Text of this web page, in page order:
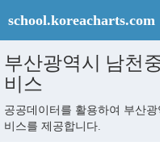
school.koreacharts.com
부산광역시 남천
비스
공공데이터를 활용하여 부산
비스를 제공합니다.